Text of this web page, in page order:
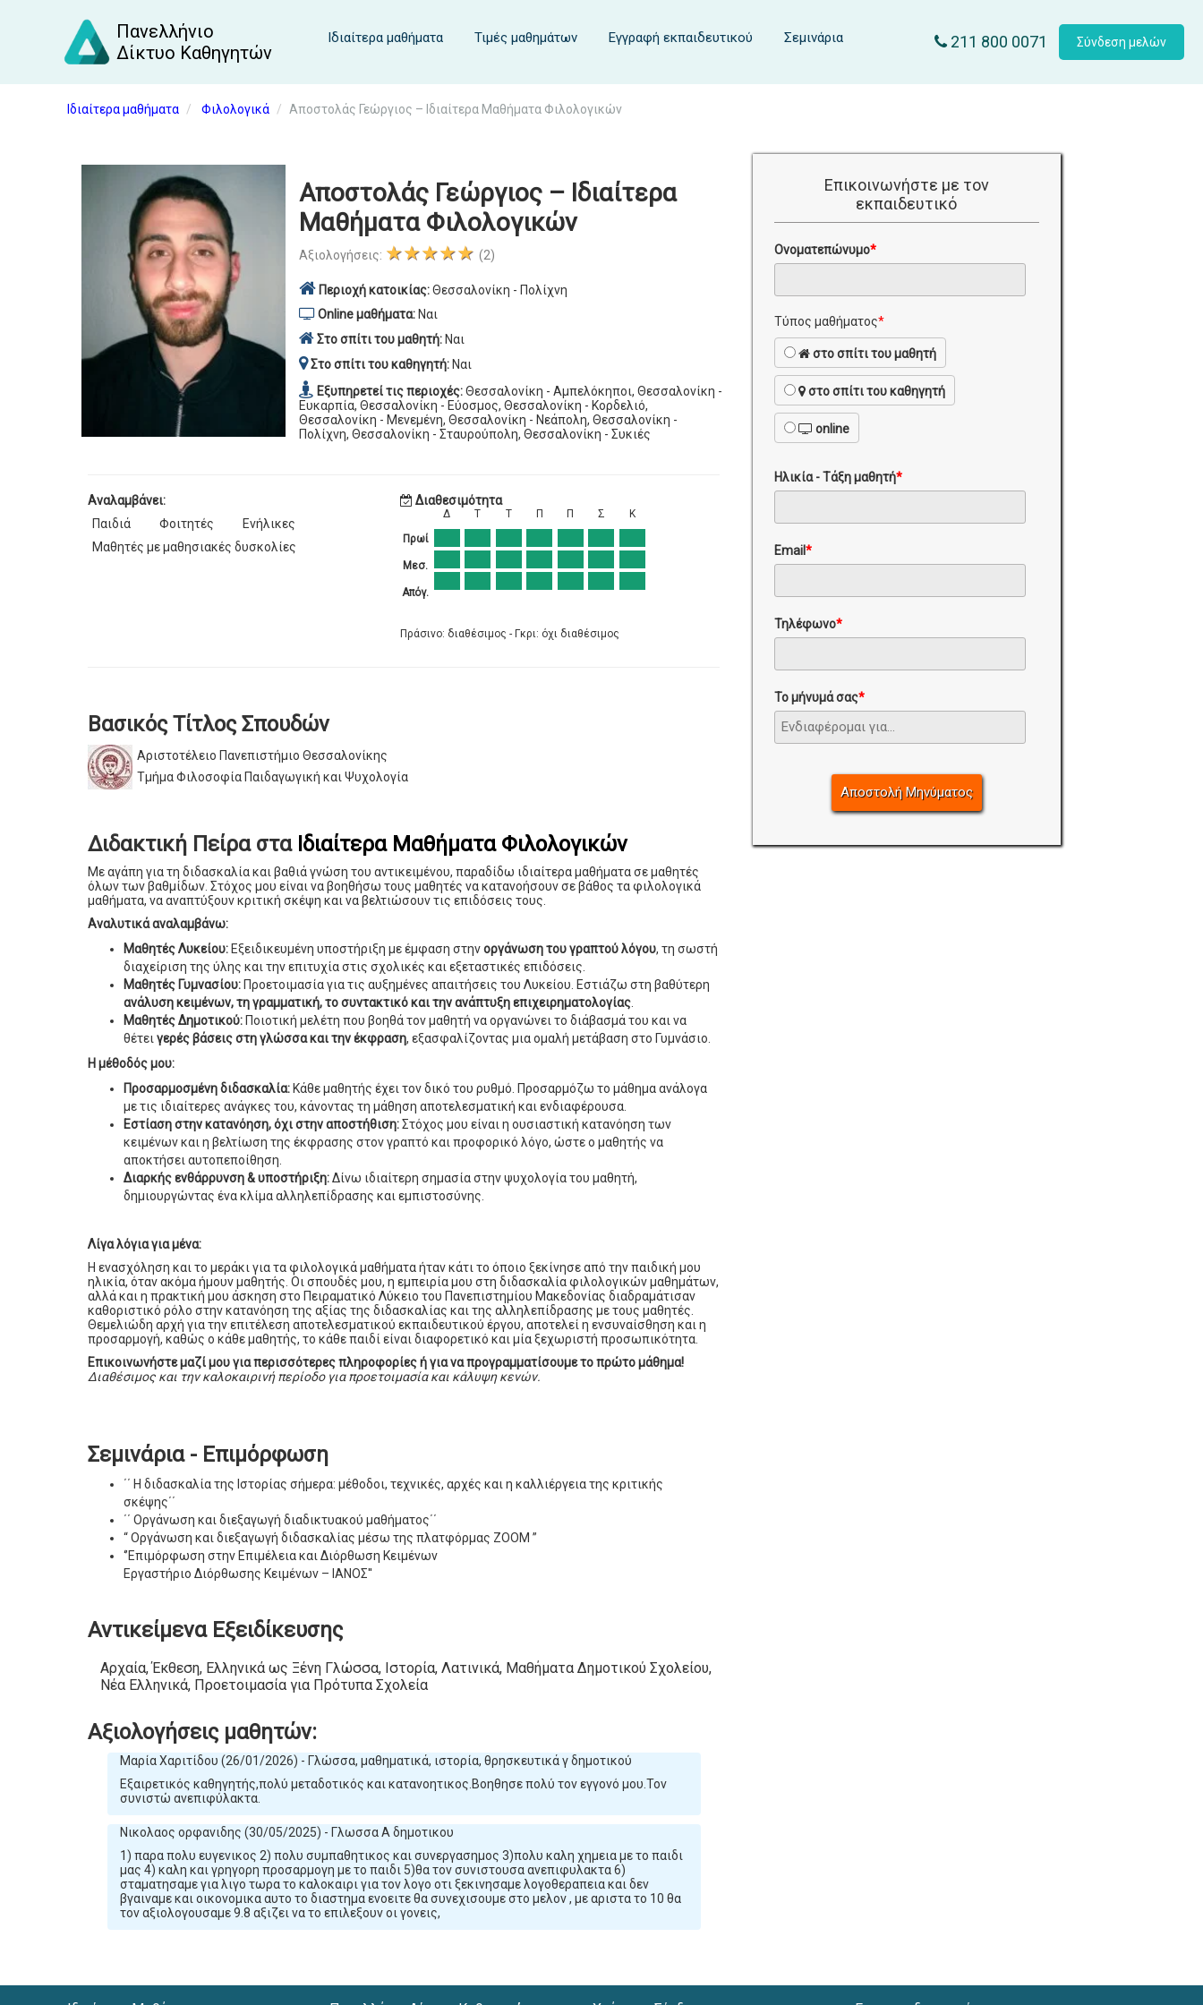
Πανελλήνιο
Δίκτυο Καθηγητών
Ιδιαίτερα μαθήματα Τιμές μαθημάτων Εγγραφή εκπαιδευτικού Σεμινάρια 211 800 0071 Σύνδεση μελών
Ιδιαίτερα μαθήματα Φιλολογικά Αποστολάς Γεώργιος – Ιδιαίτερα Μαθήματα Φιλολογικών
Αποστολάς Γεώργιος – Ιδιαίτερα
Μαθήματα Φιλολογικών
Αξιολογήσεις: ★★★★★ (2)
Περιοχή κατοικίας:Θεσσαλονίκη - Πολίχνη
Online μαθήματα:Ναι
Στο σπίτι του μαθητή:Ναι
Στο σπίτι του καθηγητή:Ναι
Εξυπηρετεί τις περιοχές:Θεσσαλονίκη - Αμπελόκηποι, Θεσσαλονίκη -
Ευκαρπία, Θεσσαλονίκη - Εύοσμος, Θεσσαλονίκη - Κορδελιό,
Θεσσαλονίκη - Μενεμένη, Θεσσαλονίκη - Νεάπολη, Θεσσαλονίκη -
Πολίχνη, Θεσσαλονίκη - Σταυρούπολη, Θεσσαλονίκη - Συκιές
Αναλαμβάνει:
Παιδιά
Φοιτητές
Ενήλικες
Μαθητές με μαθησιακές δυσκολίες
Διαθεσιμότητα
Πρωί
Μεσ.
Απόγ.
Δ Τ Τ Π Π Σ Κ
Πράσινο: διαθέσιμος - Γκρι: όχι διαθέσιμος
Βασικός Τίτλος Σπουδών
Αριστοτέλειο Πανεπιστήμιο Θεσσαλονίκης
Τμήμα Φιλοσοφία Παιδαγωγική και Ψυχολογία
Διδακτική Πείρα στα Ιδιαίτερα Μαθήματα Φιλολογικών
Με αγάπη για τη διδασκαλία και βαθιά γνώση του αντικειμένου, παραδίδω ιδιαίτερα μαθήματα σε μαθητές
όλων των βαθμίδων. Στόχος μου είναι να βοηθήσω τους μαθητές να κατανοήσουν σε βάθος τα φιλολογικά
μαθήματα, να αναπτύξουν κριτική σκέψη και να βελτιώσουν τις επιδόσεις τους.
Αναλυτικά αναλαμβάνω:
Μαθητές Λυκείου: Εξειδικευμένη υποστήριξη με έμφαση στηνοργάνωση του γραπτού λόγου, τη σωστή
διαχείριση της ύλης και την επιτυχία στις σχολικές και εξεταστικές επιδόσεις.
Μαθητές Γυμνασίου: Προετοιμασία για τις αυξημένες απαιτήσεις του Λυκείου. Εστιάζω στη βαθύτερη
ανάλυση κειμένων, τη γραμματική, το συντακτικό και την ανάπτυξη επιχειρηματολογίας.
Μαθητές Δημοτικού: Ποιοτική μελέτη που βοηθά τον μαθητή να οργανώνει το διάβασμά του και να
θέτειγερές βάσεις στη γλώσσα και την έκφραση, εξασφαλίζοντας μια ομαλή μετάβαση στο Γυμνάσιο.
Η μέθοδός μου:
Προσαρμοσμένη διδασκαλία: Κάθε μαθητής έχει τον δικό του ρυθμό. Προσαρμόζω το μάθημα ανάλογα
με τις ιδιαίτερες ανάγκες του, κάνοντας τη μάθηση αποτελεσματική και ενδιαφέρουσα.
Εστίαση στην κατανόηση, όχι στην αποστήθιση:Στόχος μου είναι η ουσιαστική κατανόηση των
κειμένων και η βελτίωση της έκφρασης στον γραπτό και προφορικό λόγο, ώστε ο μαθητής να
αποκτήσει αυτοπεποίθηση.
Διαρκής ενθάρρυνση & υποστήριξη:Δίνω ιδιαίτερη σημασία στην ψυχολογία του μαθητή,
δημιουργώντας ένα κλίμα αλληλεπίδρασης και εμπιστοσύνης.
Λίγα λόγια για μένα:
Η ενασχόληση και το μεράκι για τα φιλολογικά μαθήματα ήταν κάτι το όποιο ξεκίνησε από την παιδική μου
ηλικία, όταν ακόμα ήμουν μαθητής. Οι σπουδές μου, η εμπειρία μου στη διδασκαλία φιλολογικών μαθημάτων,
αλλά και η πρακτική μου άσκηση στο Πειραματικό Λύκειο του Πανεπιστημίου Μακεδονίας διαδραμάτισαν
καθοριστικό ρόλο στην κατανόηση της αξίας της διδασκαλίας και της αλληλεπίδρασης με τους μαθητές.
Θεμελιώδη αρχή για την επιτέλεση αποτελεσματικού εκπαιδευτικού έργου, αποτελεί η ενσυναίσθηση και η
προσαρμογή, καθώς ο κάθε μαθητής, το κάθε παιδί είναι διαφορετικό και μία ξεχωριστή προσωπικότητα.
Επικοινωνήστε μαζί μου για περισσότερες πληροφορίες ή για να προγραμματίσουμε το πρώτο μάθημα!
Διαθέσιμος και την καλοκαιρινή περίοδο για προετοιμασία και κάλυψη κενών.
Σεμινάρια - Επιμόρφωση
΄΄ Η διδασκαλία της Ιστορίας σήμερα: μέθοδοι, τεχνικές, αρχές και η καλλιέργεια της κριτικής
σκέψης΄΄
΄΄ Οργάνωση και διεξαγωγή διαδικτυακού μαθήματος΄΄
“ Οργάνωση και διεξαγωγή διδασκαλίας μέσω της πλατφόρμας ZOOM ”
‘’Επιμόρφωση στην Επιμέλεια και Διόρθωση Κειμένων
Εργαστήριο Διόρθωσης Κειμένων – ΙΑΝΟΣ''
Αντικείμενα Εξειδίκευσης
Αρχαία, Έκθεση, Ελληνικά ως Ξένη Γλώσσα, Ιστορία, Λατινικά, Μαθήματα Δημοτικού Σχολείου,
Νέα Ελληνικά, Προετοιμασία για Πρότυπα Σχολεία
Αξιολογήσεις μαθητών:
Μαρία Χαριτίδου (26/01/2026) - Γλώσσα, μαθηματικά, ιστορία, θρησκευτικά γ δημοτικού
Εξαιρετικός καθηγητής,πολύ μεταδοτικός και κατανοητικος.Βοηθησε πολύ τον εγγονό μου.Τον
συνιστώ ανεπιφύλακτα.
Νικολαος ορφανιδης (30/05/2025) - Γλωσσα Α δημοτικου
1) παρα πολυ ευγενικος 2) πολυ συμπαθητικος και συνεργασημος 3)πολυ καλη χημεια με το παιδι
μας 4) καλη και γρηγορη προσαρμογη με το παιδι 5)θα τον συνιστουσα ανεπιφυλακτα 6)
σταματησαμε για λιγο τωρα το καλοκαιρι για τον λογο οτι ξεκινησαμε λογοθεραπεια και δεν
βγαιναμε και οικονομικα αυτο το διαστημα ενοειτε θα συνεχισουμε στο μελον , με αριστα το 10 θα
τον αξιολογουσαμε 9.8 αξιζει να το επιλεξουν οι γονεις,
Επικοινωνήστε με τον
εκπαιδευτικό
Ονοματεπώνυμο*
Τύπος μαθήματος*
στο σπίτι του μαθητή
στο σπίτι του καθηγητή
online
Ηλικία - Τάξη μαθητή*
Email*
Τηλέφωνο*
Το μήνυμά σας*